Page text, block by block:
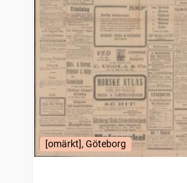
[omärkt], Göteborg